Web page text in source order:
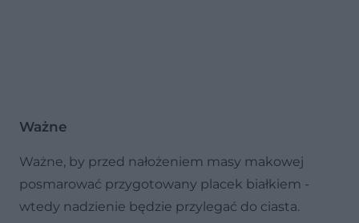
Ważne
Ważne, by przed nałożeniem masy makowej
posmarować przygotowany placek białkiem -
wtedy nadzienie będzie przylegać do ciasta.